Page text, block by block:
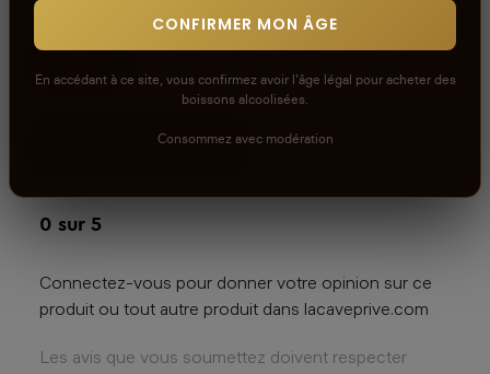
Avis
0 sur 5
Connectez-vous pour donner votre opinion sur ce
produit ou tout autre produit dans lacaveprive.com
Les avis que vous soumettez doivent respecter
CONFIRMER MON ÂGE
En accédant à ce site, vous confirmez avoir l'âge légal pour acheter des
boissons alcoolisées.
Consommez avec modération